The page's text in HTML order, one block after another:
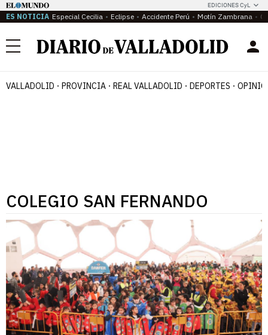
EDICIONES CyL
ES NOTICIA Especial Cecilia Eclipse Accidente Perú Motín Zambrana
Menú
VALLADOLID PROVINCIA REAL VALLADOLID DEPORTES
COLEGIO SAN FERNANDO